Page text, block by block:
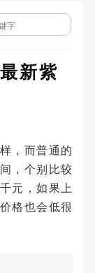
新紫
，而普通的
，个别比较
元，如果上
格也会低很